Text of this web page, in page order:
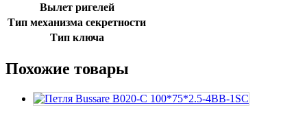
Вылет ригелей
Тип механизма секретности
Тип ключа
Похожие товары